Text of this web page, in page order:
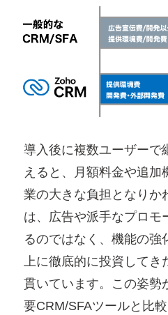
導入後に複数ユーザーで
えると、月額料金や追加
業の大きな負担となりか
は、広告や派手なプロモ
るのではなく、機能の強
上に徹底的に投資してき
貫いています。この姿勢
要CRM/SFAツールと比